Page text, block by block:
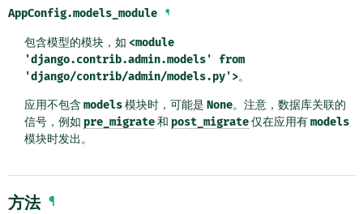
AppConfig.models_module ¶
包含模型的模块，如 <module
'django.contrib.admin.models'
from
'django/contrib/admin/models.py'>。
应用不包含 models模块时，可能是 None。注意，数据库关联的
信号，例如 pre_migrate和 post_migrate仅在应用有models
模块时发出。
方法 ¶